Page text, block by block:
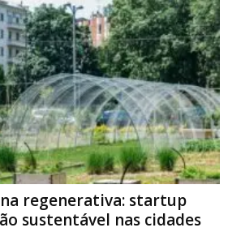
regenerativa: startup
sustentável nas cidades